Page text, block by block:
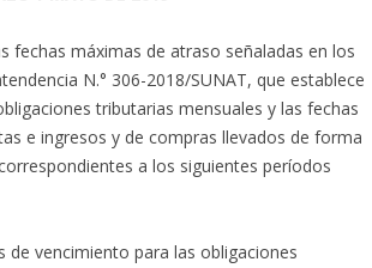
fechas máximas de atraso señaladas en los
N.° 306-2018/SUNAT, que establece
tributarias mensuales y las fechas
e ingresos y de compras llevados de forma
a los siguientes períodos
vencimiento para las obligaciones